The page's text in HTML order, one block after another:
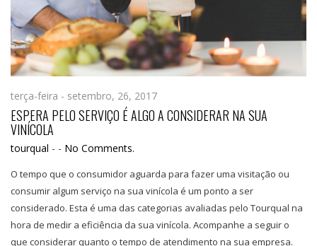
terça-feira - setembro, 26, 2017
ESPERA PELO SERVIÇO É ALGO A CONSIDERAR NA SUA
VINÍCOLA
tourqual - - No Comments.
O tempo que o consumidor aguarda para fazer uma visitação ou
consumir algum serviço na sua vinícola é um ponto a ser
considerado. Esta é uma das categorias avaliadas pelo Tourqual na
hora de medir a eficiência da sua vinícola. Acompanhe a seguir o
que considerar quanto o tempo de atendimento na sua empresa.